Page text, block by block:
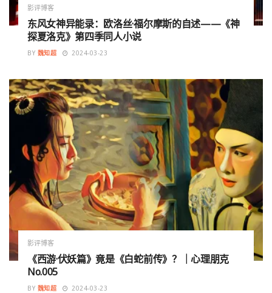
影评博客
东风女神异能录：欧洛丝·福尔摩斯的自述——《神
探夏洛克》第四季同人小说
BY 魏知超 2024-03-23
影评博客
《西游·伏妖篇》竟是《白蛇前传》？｜心理朋克
No.005
BY 魏知超 2024-03-23